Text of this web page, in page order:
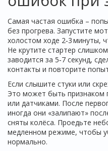
Самая частая ошибка –
без прогрева. Запустите
холостом ходе 2‑3 минуты,
Не крутите стартер
заводится за 5‑7 секунд,
контакты и повторите
Если слышите стуки или
Это может быть признаком
или датчиками. После
иногда они «залипают»
сняты колёса. Проедьте
медленном режиме, чтобы
нормально.